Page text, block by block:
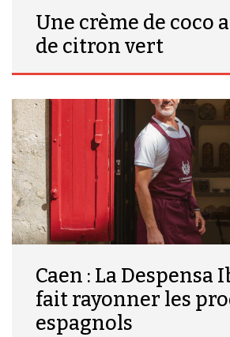
Une crème de coco
de citron vert
Caen : La Despensa
fait rayonner les
espagnols